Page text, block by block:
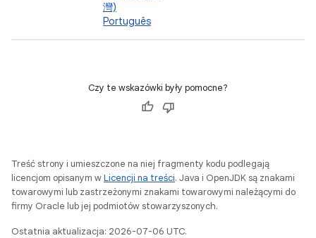
灣)
Português
Czy te wskazówki były pomocne?
Treść strony i umieszczone na niej fragmenty kodu podlegają
licencjom opisanym wLicencji na treści. Java i OpenJDK są znakami
towarowymi lub zastrzeżonymi znakami towarowymi należącymi do
firmy Oracle lub jej podmiotów stowarzyszonych.
Ostatnia aktualizacja: 2026-07-06 UTC.